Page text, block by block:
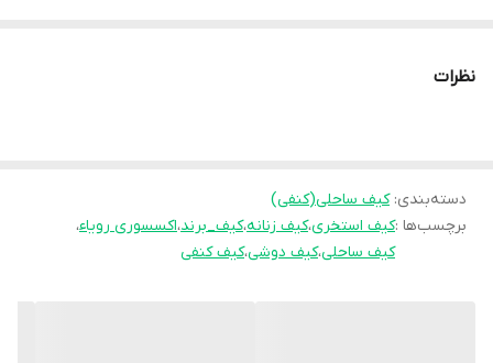
داخل کیف “آستر”دارد و قابل شستشو میباشد
بند دوشی این کیف زنانه بلند ثابت است و به اندازه 25 سانتیمتر .
نظرات
دسته‌بندی:کیف ساحلی(کنفی)
برچسب‌ها :کیف استخری،کیف زنانه،کیف_برند،اکسسوری رویاء،
کیف ساحلی،کیف دوشی،کیف کنفی